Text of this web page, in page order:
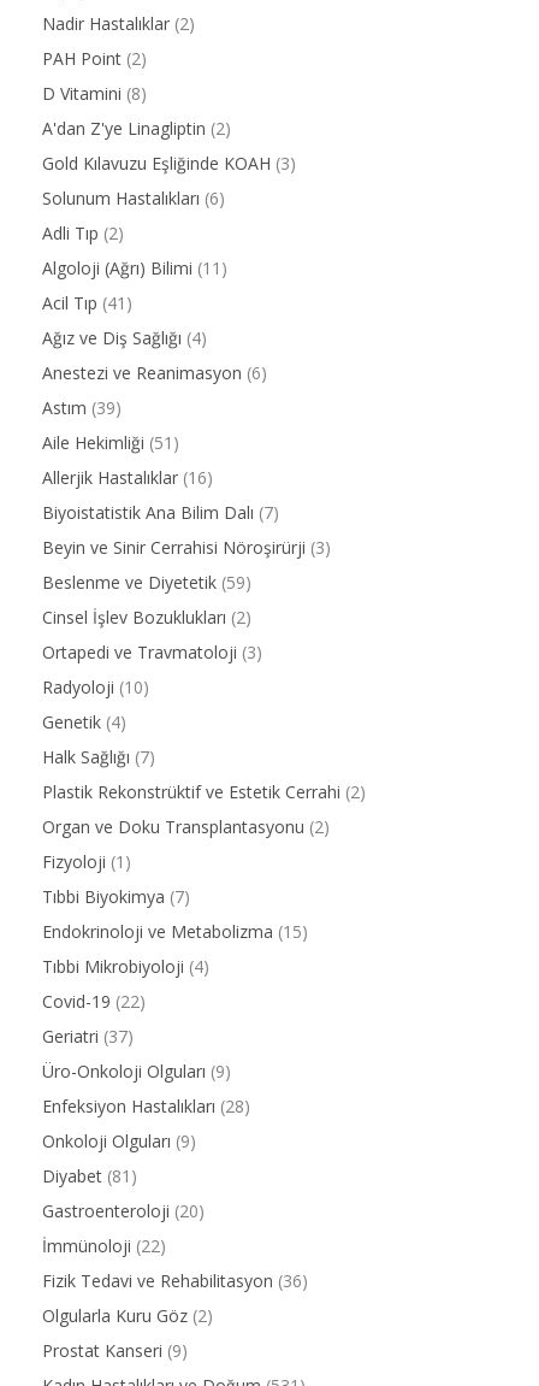
Nadir Hastalıklar (2)
PAH Point (2)
D Vitamini (8)
A'dan Z'ye Linagliptin (2)
Gold Kılavuzu Eşliğinde KOAH (3)
Solunum Hastalıkları (6)
Adli Tıp (2)
Algoloji (Ağrı) Bilimi (11)
Acil Tıp (41)
Ağız ve Diş Sağlığı (4)
Anestezi ve Reanimasyon (6)
Astım (39)
Aile Hekimliği (51)
Allerjik Hastalıklar (16)
Biyoistatistik Ana Bilim Dalı (7)
Beyin ve Sinir Cerrahisi Nöroşirürji (3)
Beslenme ve Diyetetik (59)
Cinsel İşlev Bozuklukları (2)
Ortapedi ve Travmatoloji (3)
Radyoloji (10)
Genetik (4)
Halk Sağlığı (7)
Plastik Rekonstrüktif ve Estetik Cerrahi (2)
Organ ve Doku Transplantasyonu (2)
Fizyoloji (1)
Tıbbi Biyokimya (7)
Endokrinoloji ve Metabolizma (15)
Tıbbi Mikrobiyoloji (4)
Covid-19 (22)
Geriatri (37)
Üro-Onkoloji Olguları (9)
Enfeksiyon Hastalıkları (28)
Onkoloji Olguları (9)
Diyabet (81)
Gastroenteroloji (20)
İmmünoloji (22)
Fizik Tedavi ve Rehabilitasyon (36)
Olgularla Kuru Göz (2)
Prostat Kanseri (9)